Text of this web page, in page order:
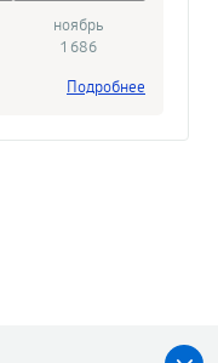
ноябрь
1 686
Подробнее